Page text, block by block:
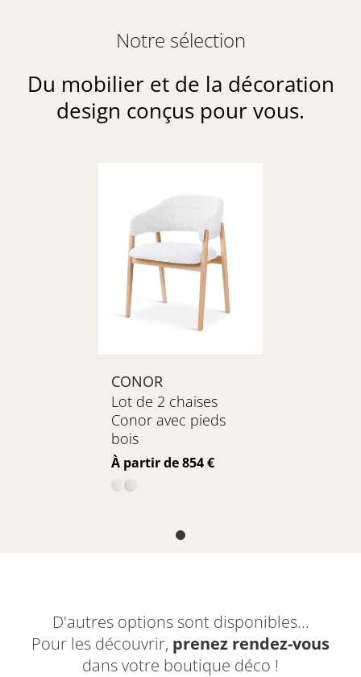
Notre sélection
Du mobilier et de la décoration
design conçus pour vous.
CONOR
Lot de 2 chaises
Conor avec pieds
bois
Prix
À partir de 854 €
D'autres options sont disponibles...
Pour les découvrir, prenez rendez-vous
dans votre boutique déco !